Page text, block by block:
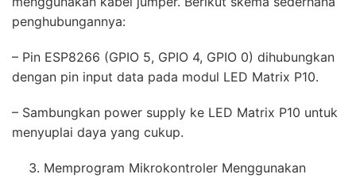
penghubungannya:
– Pin ESP8266 (GPIO 5, GPIO 4, GPIO 0) dihubungkan
dengan pin input data pada modul LED Matrix P10.
– Sambungkan power supply ke LED Matrix P10 untuk
menyuplai daya yang cukup.
Memprogram Mikrokontroler Menggunakan